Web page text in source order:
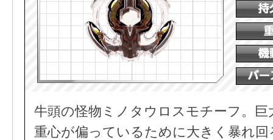
牛頭の怪物ミノタウロスモチーフ。
重心が偏っているために大きく暴れ